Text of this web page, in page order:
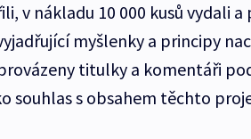
v nákladu 10 000 kusů vydali
myšlenky a principy
titulky a komentáři
souhlas s obsahem těchto